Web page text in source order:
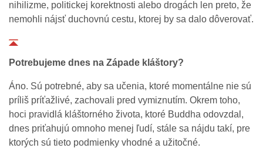
nihilizme, politickej korektnosti alebo drogách len preto, že
nemohli nájsť duchovnú cestu, ktorej by sa dalo dôverovať.
Potrebujeme dnes na Západe kláštory?
Áno. Sú potrebné, aby sa učenia, ktoré momentálne nie sú
príliš príťažlivé, zachovali pred vymiznutím. Okrem toho,
hoci pravidlá kláštorného života, ktoré Buddha odovzdal,
dnes priťahujú omnoho menej ľudí, stále sa nájdu takí, pre
ktorých sú tieto podmienky vhodné a užitočné.